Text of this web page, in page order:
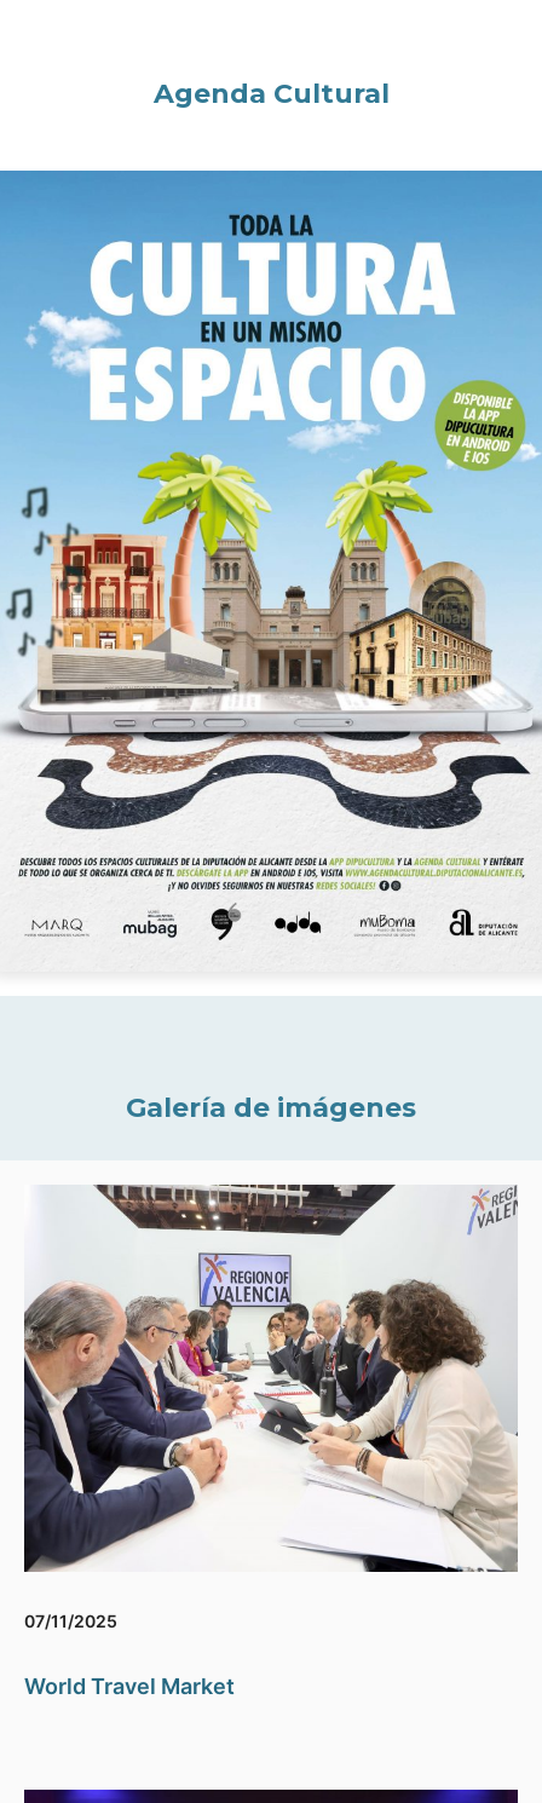
Agenda Cultural
Galería de imágenes
07/11/2025
World Travel Market